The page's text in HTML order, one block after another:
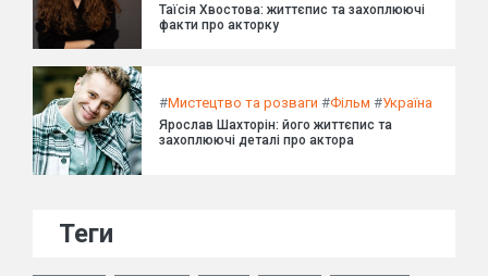
Таїсія Хвостова: життєпис та захоплюючі
факти про акторку
#Мистецтво та розваги #Фільм #Україна
Ярослав Шахторін: його життєпис та
захоплюючі деталі про актора
Теги